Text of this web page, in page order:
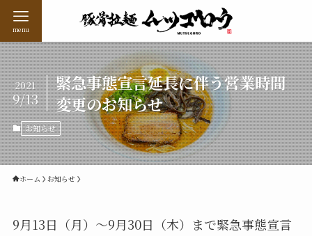
menu
緊急事態宣言延長に伴う営業時間
変更のお知らせ
2021
9/13
お知らせ
ホーム お知らせ
9月13日（月）〜9月30日（木）まで緊急事態宣言